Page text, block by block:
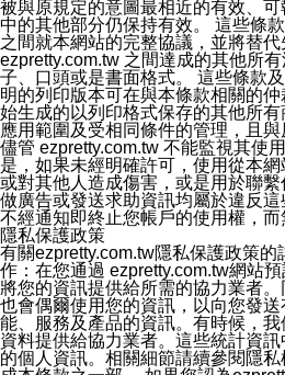
被與原規定的意圖最相近的有效、
中的其他部分仍保持有效。 這些條
之間就本網站的完整協議，並將替
ezpretty.com.tw 之間達成的其他所
子、口頭或是書面格式。 這些條款
明的列印版本可在與本條款相關的
始生成的以列印格式保存的其他所
應用範圍及受相同條件的管理，且與
儘管 ezpretty.com.tw 不能監視其使
是，如果未經明確許可，使用從本
或對其他人造成傷害，或是用於聯
做廣告或發送求助資訊均屬於違反
不經通知即終止您帳戶的使用權，而
隱私保護政策
有關ezpretty.com.tw隱私保護政策
作：在您通過 ezpretty.com.tw網站
將您的資訊提供給所需的協力業者。
也會偶爾使用您的資訊，以向您發
能、服務及產品的資訊。有時候，
資料提供給協力業者。這些統計資
的個人資訊。相關細節請續參閱隱